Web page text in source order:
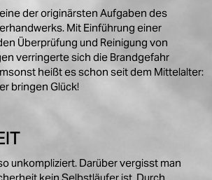
der originärsten Aufgaben des
Mit Einführung einer
Überprüfung und Reinigung von
verringerte sich die Brandgefahr
heißt es schon seit dem Mittelalter:
bringen Glück!
unkompliziert. Darüber vergisst man